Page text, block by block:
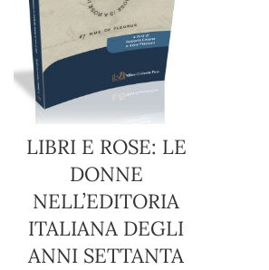
LIBRI E ROSE: LE
DONNE
NELL’EDITORIA
ITALIANA DEGLI
ANNI SETTANTA